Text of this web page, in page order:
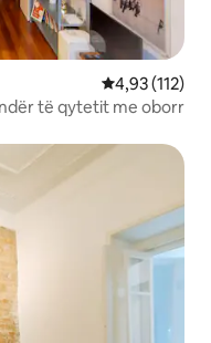
Vlerësimi
4,93 (112)
të qytetit me oborr